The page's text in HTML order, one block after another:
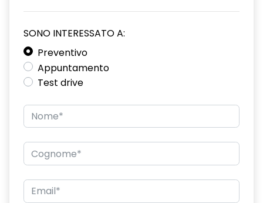
SONO INTERESSATO A:
Preventivo
Appuntamento
Test drive